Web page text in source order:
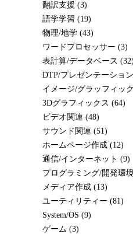
翻訳支援 (3)
語学学習 (19)
物理/地学 (43)
ワードプロセッサー (3)
表計算/データベース (32)
DTP/プレゼンテーショ
イメージ/グラッフィッ
3Dグラフィックス (64)
ビデオ関連 (48)
サウンド関連 (51)
ホームページ作成 (12)
通信/インターネット (9)
プログラミング/開発環
メディア作成 (13)
ユーティリティー (81)
System/OS (9)
ゲーム (3)